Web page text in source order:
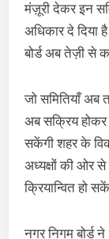
मंज़ूरी देकर इन
अधिकार दे दिया
बोर्ड अब तेज़ी से
जो समितियाँ अब
अब सक्रिय होकर
सकेंगी शहर के
अध्यक्षों की ओर
क्रियान्वित हो
नगर निगम बोर्ड